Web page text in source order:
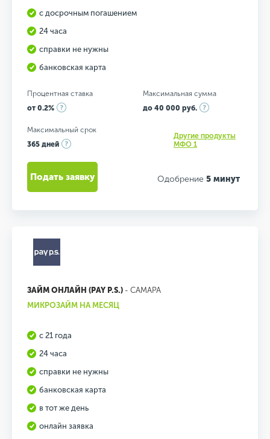
с досрочным погашением
24 часа
справки не нужны
банковская карта
Процентная ставка
от 0.2%
Максимальная сумма
до 40 000 руб.
Максимальный срок
365 дней
Другие продукты
МФО 1
Одобрение 5 минут
Подать заявку
ЗАЙМ ОНЛАЙН (PAY P.S.) - САМАРА
МИКРОЗАЙМ НА МЕСЯЦ
с 21 года
24 часа
справки не нужны
банковская карта
в тот же день
онлайн заявка